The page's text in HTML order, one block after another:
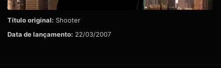
Título original: Shooter
Data de lançamento: 22/03/2007